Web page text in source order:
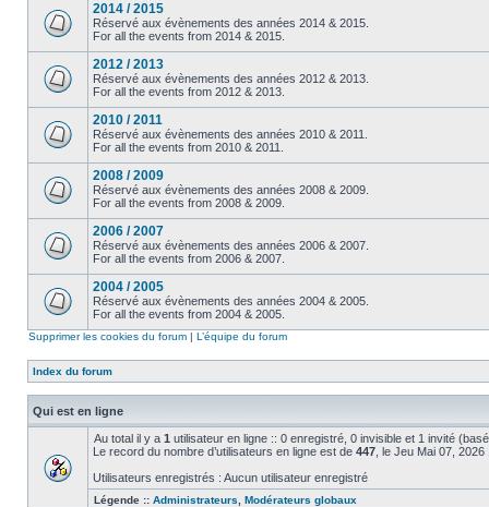
2014 / 2015
Réservé aux évènements des années 2014 & 2015.
For all the events from 2014 & 2015.
2012 / 2013
Réservé aux évènements des années 2012 & 2013.
For all the events from 2012 & 2013.
2010 / 2011
Réservé aux évènements des années 2010 & 2011.
For all the events from 2010 & 2011.
2008 / 2009
Réservé aux évènements des années 2008 & 2009.
For all the events from 2008 & 2009.
2006 / 2007
Réservé aux évènements des années 2006 & 2007.
For all the events from 2006 & 2007.
2004 / 2005
Réservé aux évènements des années 2004 & 2005.
For all the events from 2004 & 2005.
Supprimer les cookies du forum | L’équipe du forum
Index du forum
Qui est en ligne
Au total il y a 1 utilisateur en ligne :: 0 enregistré, 0 invisible et 1 invité
Le record du nombre d’utilisateurs en ligne est de 447 , le Jeu Mai 07, 2026
Utilisateurs enregistrés : Aucun utilisateur enregistré
Légende :: Administrateurs Modérateurs globaux